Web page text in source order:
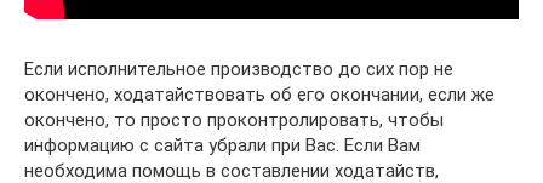
Если исполнительное производство до сих пор не
окончено, ходатайствовать об его окончании, если же
окончено, то просто проконтролировать, чтобы
информацию с сайта убрали при Вас. Если Вам
необходима помощь в составлении ходатайств,